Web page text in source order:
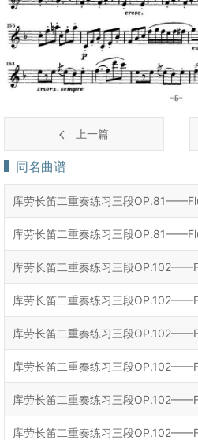
上一篇
同名曲谱
库劳长笛二重奏练习三段
库劳长笛二重奏练习三段
库劳长笛二重奏练习三段
库劳长笛二重奏练习三段
库劳长笛二重奏练习三段
库劳长笛二重奏练习三段
库劳长笛二重奏练习三段
库劳长笛二重奏练习三段